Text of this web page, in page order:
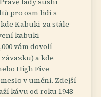
pro osm lidí s
Kabuki-za stále
kabuki
vám dovolí
a kde
High Five
v umění. Zdejší
kávu od roku 1948